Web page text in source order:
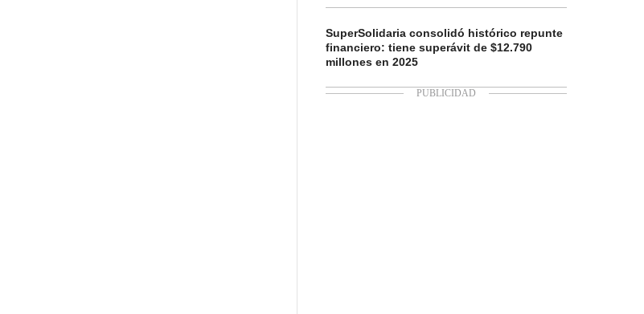
SuperSolidaria consolidó histórico repunte
financiero: tiene superávit de $12.790
millones en 2025